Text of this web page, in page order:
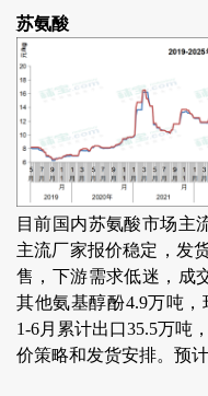
苏氨酸
目前国内苏氨酸市场主
主流厂家报价稳定，发
售，下游需求低迷，成
其他氨基醇酚4.9万吨，
1-6月累计出口35.5万吨
价策略和发货安排。预